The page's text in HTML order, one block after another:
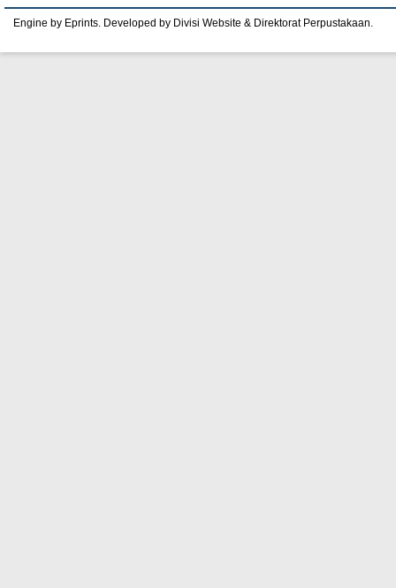
Engine by Eprints. Developed by Divisi Website & Direktorat Perpustakaan.